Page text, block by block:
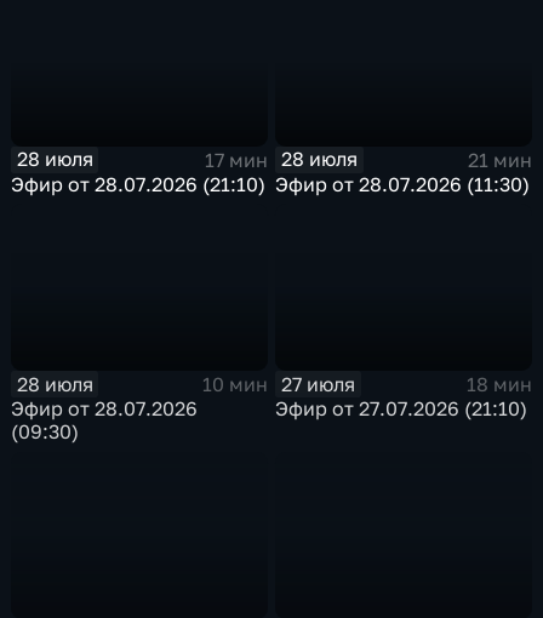
28 июля
17 мин
Эфир от 28.07.2026 (21:10)
28 июля
21 мин
Эфир от 28.07.2026 (11:30)
28 июля
10 мин
Эфир от 28.07.2026
(09:30)
27 июля
18 мин
Эфир от 27.07.2026 (21:10)